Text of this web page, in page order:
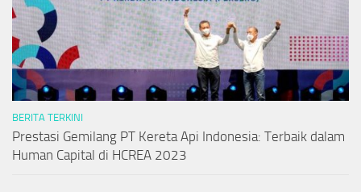
BERITA TERKINI
Prestasi Gemilang PT Kereta Api Indonesia: Terbaik dalam
Human Capital di HCREA 2023